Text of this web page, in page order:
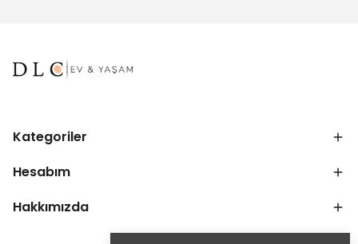
Kategoriler
Hesabım
Hakkımızda